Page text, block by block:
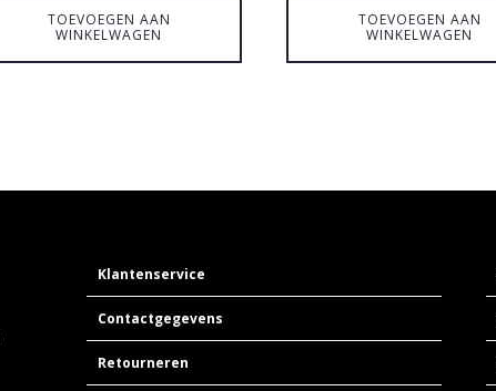
TOEVOEGEN AAN
WINKELWAGEN
TOEVOEGEN AAN
WINKELWAGEN
Klantenservice
Contactgegevens
Retourneren